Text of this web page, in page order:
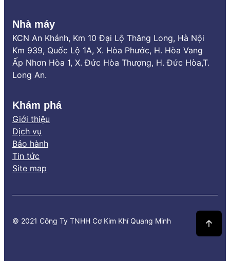
Nhà máy
KCN An Khánh, Km 10 Đại Lộ Thăng Long, Hà Nội
Km 939, Quốc Lộ 1A, X. Hòa Phước, H. Hòa Vang
Ấp Nhơn Hòa 1, X. Đức Hòa Thượng, H. Đức Hòa,T.
Long An.
Khám phá
Giới thiệu
Dịch vụ
Bảo hành
Tin tức
Site map
© 2021 Công Ty TNHH Cơ Kim Khí Quang Minh